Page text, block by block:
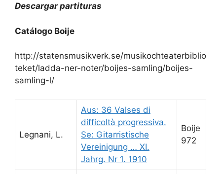
Descargar partituras
Catálogo Boije
http://statensmusikverk.se/musikochteaterbiblio
teket/ladda-ner-noter/boijes-samling/boijes-
samling-l/
Legnani, L.
Aus: 36 Valses di
difficoltà progressiva.
Se: Gitarristische
Vereinigung … XI.
Jahrg. Nr 1. 1910
Boije
972